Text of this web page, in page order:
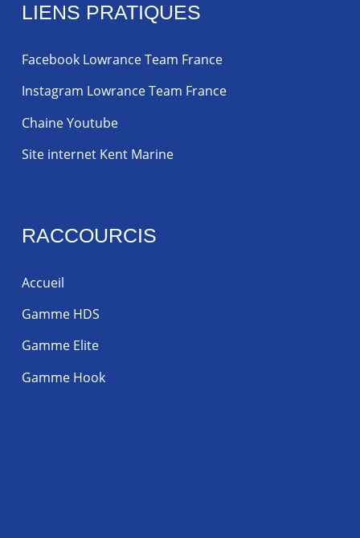
LIENS PRATIQUES
Facebook Lowrance Team France
Instagram Lowrance Team France
Chaine Youtube
Site internet Kent Marine
RACCOURCIS
Accueil
Gamme HDS
Gamme Elite
Gamme Hook